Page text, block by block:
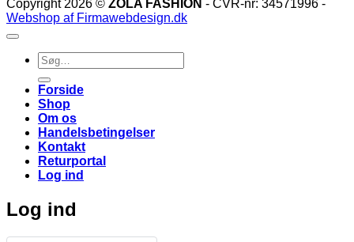
Copyright 2026 © ZOLA FASHION - CVR-nr: 34571996 -
Webshop af Firmawebdesign.dk
Søg
efter:
Forside
Shop
Om os
Handelsbetingelser
Kontakt
Returportal
Log ind
Log ind